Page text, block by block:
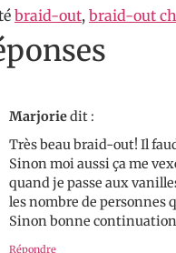
braid-out, braid-out
Marjoriedit :
Très beau braid-out! Il
Sinon moi aussi ça me
quand je passe aux
les nombre de personnes
Sinon bonne
Répondre